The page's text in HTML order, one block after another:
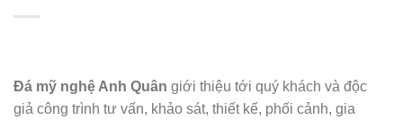
Đá mỹ nghệ Anh Quân giới thiệu tới quý khách và độc
giả công trình tư vấn, khảo sát, thiết kế, phối cảnh, gia